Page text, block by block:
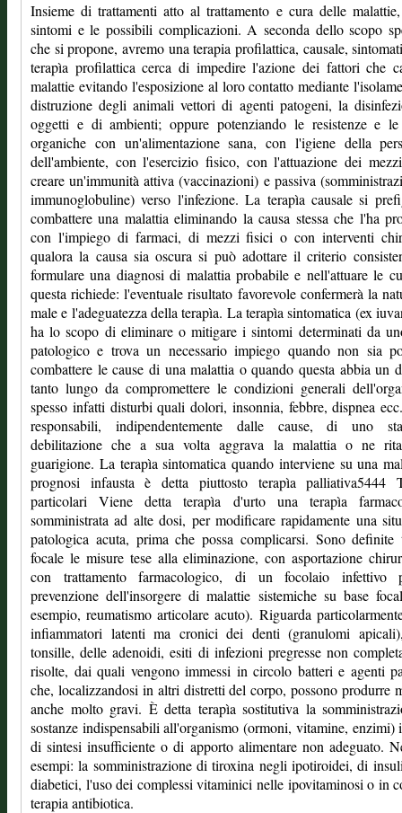
Insieme di trattamenti atto al trattamento e cura delle
sintomi e le possibili complicazioni. A seconda dello scopo
che si propone, avremo una terapia profilattica, causale,
terapìa profilattica cerca di impedire l'azione dei fattori che
malattie evitando l'esposizione al loro contatto mediante
distruzione degli animali vettori di agenti patogeni, la
oggetti e di ambienti; oppure potenziando le resistenze e le
organiche con un'alimentazione sana, con l'igiene della
dell'ambiente, con l'esercizio fisico, con l'attuazione dei
creare un'immunità attiva (vaccinazioni) e passiva
immunoglobuline) verso l'infezione. La terapìa causale si
combattere una malattia eliminando la causa stessa che l'ha
con l'impiego di farmaci, di mezzi fisici o con interventi
qualora la causa sia oscura si può adottare il criterio
formulare una diagnosi di malattia probabile e nell'attuare le
questa richiede: l'eventuale risultato favorevole confermerà la
male e l'adeguatezza della terapìa. La terapìa sintomatica (ex
ha lo scopo di eliminare o mitigare i sintomi determinati da
patologico e trova un necessario impiego quando non sia
combattere le cause di una malattia o quando questa abbia un
tanto lungo da compromettere le condizioni generali
spesso infatti disturbi quali dolori, insonnia, febbre, dispnea
responsabili, indipendentemente dalle cause, di uno
debilitazione che a sua volta aggrava la malattia o ne
guarigione. La terapìa sintomatica quando interviene su una
prognosi infausta è detta piuttosto terapìa palliativa5444
particolari Viene detta terapìa d'urto una terapìa
somministrata ad alte dosi, per modificare rapidamente una
patologica acuta, prima che possa complicarsi. Sono definite
focale le misure tese alla eliminazione, con asportazione
con trattamento farmacologico, di un focolaio infettivo
prevenzione dell'insorgere di malattie sistemiche su base
esempio, reumatismo articolare acuto). Riguarda
infiammatori latenti ma cronici dei denti (granulomi
tonsille, delle adenoidi, esiti di infezioni pregresse non
risolte, dai quali vengono immessi in circolo batteri e agenti
che, localizzandosi in altri distretti del corpo, possono produrre
anche molto gravi. È detta terapìa sostitutiva la
sostanze indispensabili all'organismo (ormoni, vitamine, enzimi)
di sintesi insufficiente o di apporto alimentare non adeguato.
esempi: la somministrazione di tiroxina negli ipotiroidei, di
diabetici, l'uso dei complessi vitaminici nelle ipovitaminosi o in
terapia antibiotica.